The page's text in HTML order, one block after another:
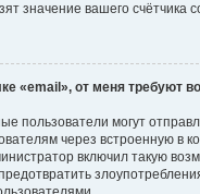
значение вашего счётчика
«email», от меня требуют
пользователи могут
через встроенную в
включил такую